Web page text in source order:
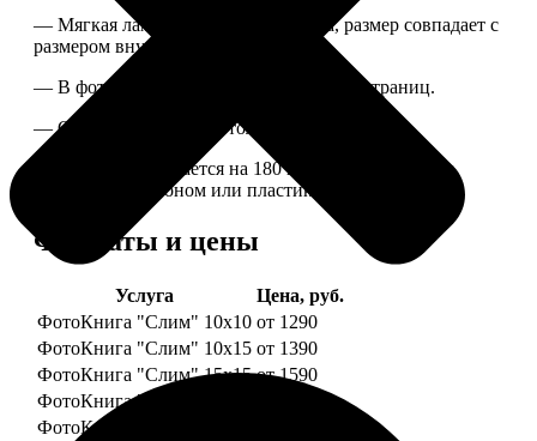
— Мягкая ламинированная обложка, размер совпадает с
размером внутреннего блока.
— В фотокниге может быть от 10 до 50 страниц.
— Страницы плотные, толщина 1 мм.
— Книга раскрывается на 180 градусов, развороты
укреплены картоном или пластиком.
Форматы и цены
Услуга
Цена, руб.
ФотоКнига "Слим" 10x10 от 1290
ФотоКнига "Слим" 10x15 от 1390
ФотоКнига "Слим" 15x15 от 1590
ФотоКнига "Слим" 15x20
ФотоКнига "Слим" 20x20